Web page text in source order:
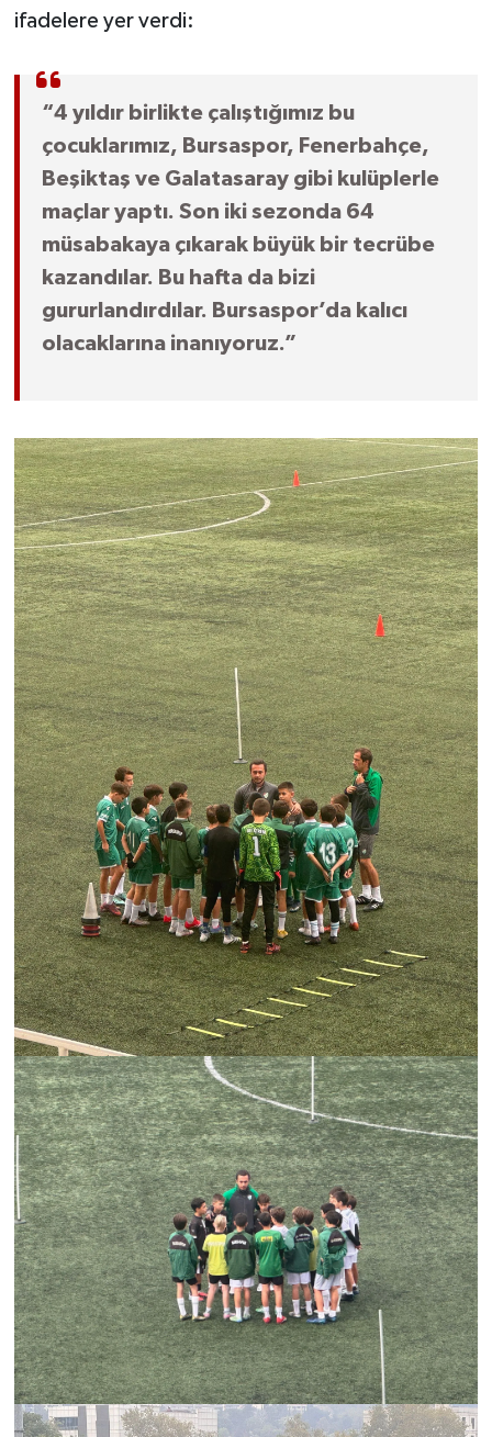
ifadelere yer verdi:
“4 yıldır birlikte çalıştığımız bu
çocuklarımız, Bursaspor, Fenerbahçe,
Beşiktaş ve Galatasaray gibi kulüplerle
maçlar yaptı. Son iki sezonda 64
müsabakaya çıkarak büyük bir tecrübe
kazandılar. Bu hafta da bizi
gururlandırdılar. Bursaspor’da kalıcı
olacaklarına inanıyoruz.”